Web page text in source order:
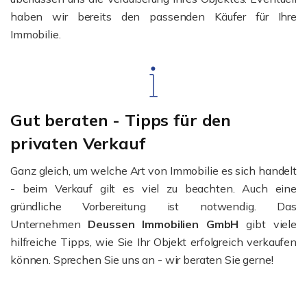
haben wir bereits den passenden Käufer für Ihre
Immobilie.
Gut beraten - Tipps für den
privaten Verkauf
Ganz gleich, um welche Art von Immobilie es sich handelt
- beim Verkauf gilt es viel zu beachten. Auch eine
gründliche Vorbereitung ist notwendig. Das
Unternehmen Deussen Immobilien GmbH gibt viele
hilfreiche Tipps, wie Sie Ihr Objekt erfolgreich verkaufen
können. Sprechen Sie uns an - wir beraten Sie gerne!